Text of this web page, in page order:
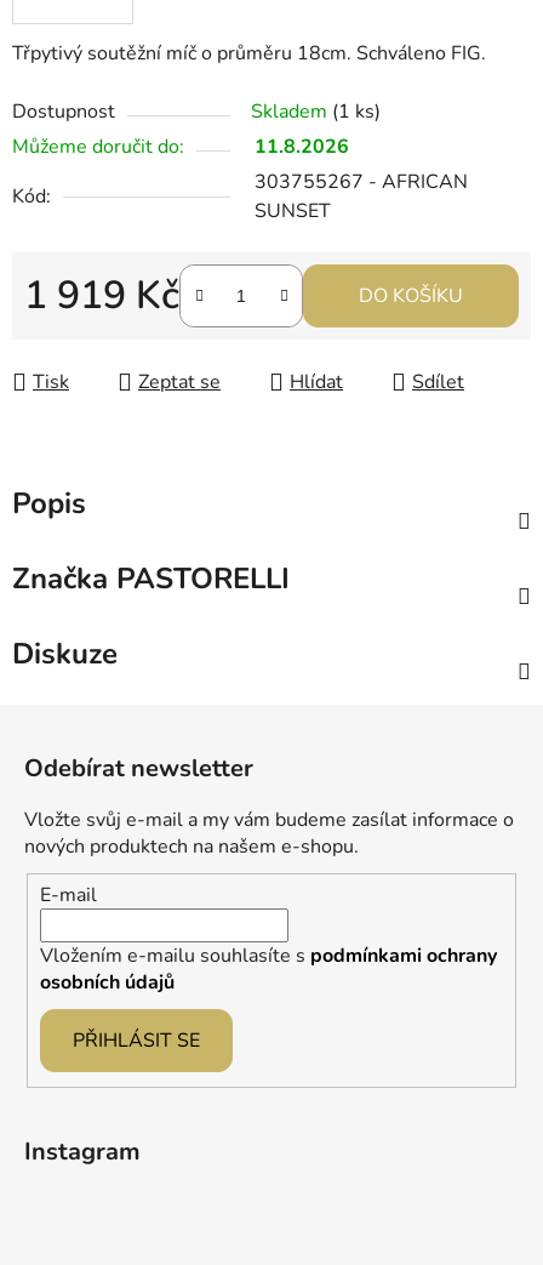
Třpytivý soutěžní míč o průměru 18cm. Schváleno FIG.
Dostupnost Skladem (1 ks)
Můžeme doručit do:
11.8.2026
Kód:
303755267 - AFRICAN
SUNSET
1 919 Kč DO KOŠÍKU
Tisk Zeptat se Hlídat Sdílet
Popis
Značka PASTORELLI
Diskuze
Odebírat newsletter
Vložte svůj e-mail a my vám budeme zasílat informace o
nových produktech na našem e-shopu.
E-mail
Vložením e-mailu souhlasíte s podmínkami ochrany
osobních údajů
PŘIHLÁSIT SE
Instagram